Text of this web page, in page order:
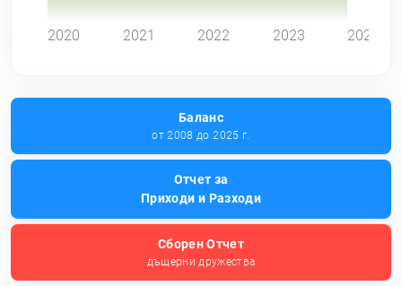
2020 2021 2022 2023 2024
Баланс
от 2008 до 2025 г.
Отчет за
Приходи и Разходи
Сборен Отчет
дъщерни дружества